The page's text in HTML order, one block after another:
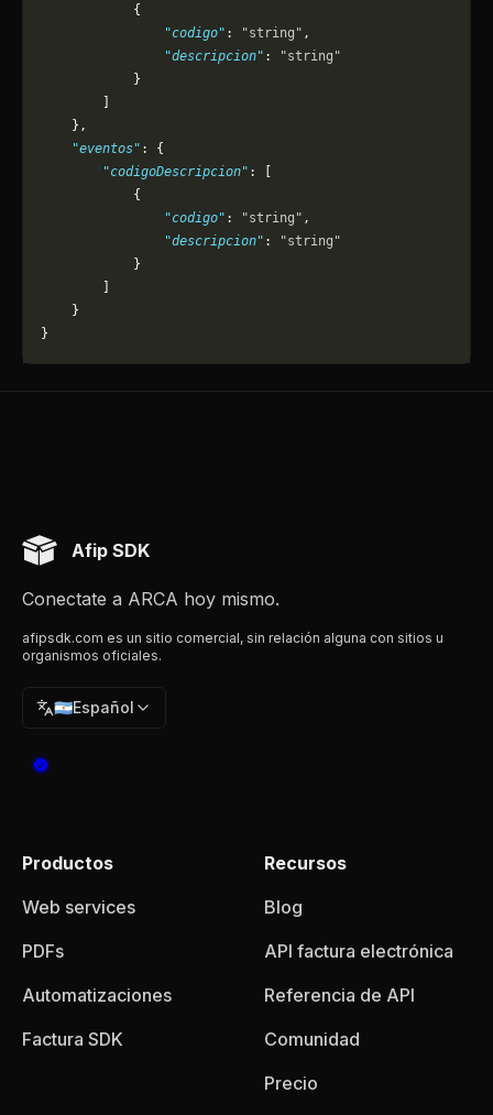
            {
                "codigo"
: "string" ,
                "descripcion"
:
"string"
            }
    },
    "eventos"
: {
        "codigoDescripcion"
: [
            {
                "codigo"
: "string" ,
                "descripcion"
:
"string"
            }
    }
}
Afip SDK
Conectate a ARCA hoy mismo.
afipsdk.com es un sitio comercial, sin relación alguna con sitios u
organismos oficiales.
🇦🇷Español
Productos
Web services
PDFs
Automatizaciones
Factura SDK
Recursos
Blog
API factura electrónica
Referencia de API
Comunidad
Precio